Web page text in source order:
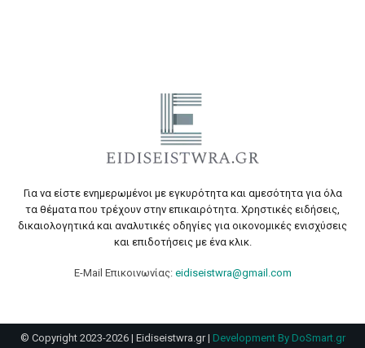
Για να είστε ενημερωμένοι με εγκυρότητα και αμεσότητα για όλα
τα θέματα που τρέχουν στην επικαιρότητα. Χρηστικές ειδήσεις,
δικαιολογητικά και αναλυτικές οδηγίες για οικονομικές ενισχύσεις
και επιδοτήσεις με ένα κλικ.
E-Mail Επικοινωνίας: eidiseistwra@gmail.com
© Copyright 2023-2026 | Eidiseistwra.gr | Development By DoSmart.gr